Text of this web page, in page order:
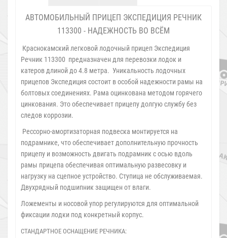
АВТОМОБИЛЬНЫЙ ПРИЦЕП ЭКСПЕДИЦИЯ РЕЧНИК
113300 - НАДЕЖНОСТЬ ВО ВСЁМ
Краснокамский легковой лодочный прицеп Экспедиция
Речник 113300 предназначен для перевозки лодок и
катеров длиной до 4.8 метра. Уникальность лодочных
прицепов Экспедиция состоит в особой надежности рамы на
болтовых соединениях. Рама оцинкована методом горячего
цинкования. Это обеспечивает прицепу долгую службу без
следов коррозии.
Рессорно-амортизаторная подвеска монтируется на
подрамнике, что обеспечивает дополнительную прочность
прицепу и возможность двигать подрамник с осью вдоль
рамы прицепа обеспечивая оптимальную развесовку и
нагрузку на сцепное устройство. Ступица не обслуживаемая.
Двухрядный подшипник защищен от влаги.
Ложементы и носовой упор регулируются для оптимальной
фиксации лодки под конкретный корпус.
СТАНДАРТНОЕ ОСНАЩЕНИЕ РЕЧНИКА: